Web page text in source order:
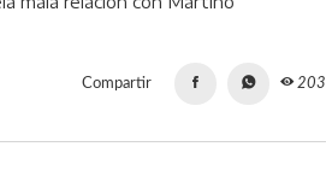
Compartir 203